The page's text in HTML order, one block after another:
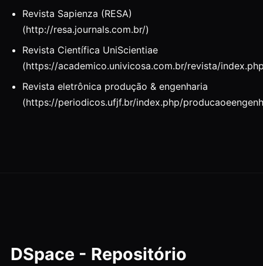
Revista Sapienza (RESA)
(http://resa.journals.com.br/)
Revista Científica UniScientiae
(https://academico.univicosa.com.br/revista/
Revista eletrônica produção & engenharia
(https://periodicos.ufjf.br/index.php/
DSpace - Repositório